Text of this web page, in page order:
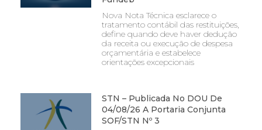
Nova Nota Técnica esclarece o
tratamento contábil das restituições,
define quando deve haver dedução
da receita ou execução de despesa
orçamentária e estabelece
orientações excepcionais
STN – Publicada No DOU De
04/08/26 A Portaria Conjunta
SOF/STN Nº 3